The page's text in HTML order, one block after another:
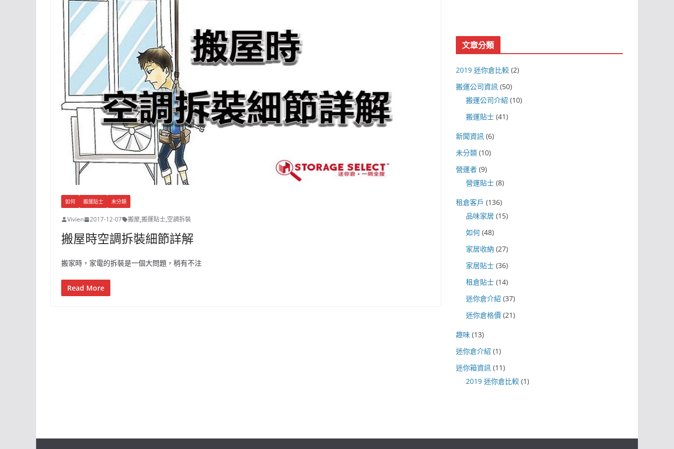
如何 搬運貼士 未分類
Vivien 2017-12-07 搬屋,搬運貼士,空調拆裝
搬屋時空調拆裝細節詳解
搬家時，家電的拆裝是一個大問題，稍有不注
Read More
文章分類
2019 迷你倉比較 (2)
搬運公司資訊 (50)
搬運公司介紹 (10)
搬運貼士 (41)
新聞資訊 (6)
未分類 (10)
營運者 (9)
營運貼士 (8)
租倉客戶 (136)
品味家居 (15)
如何 (48)
家居收納 (27)
家居貼士 (36)
租倉貼士 (14)
迷你倉介紹 (37)
迷你倉格價 (21)
趣味 (13)
迷你倉介紹 (1)
迷你箱資訊 (11)
2019 迷你倉比較 (1)